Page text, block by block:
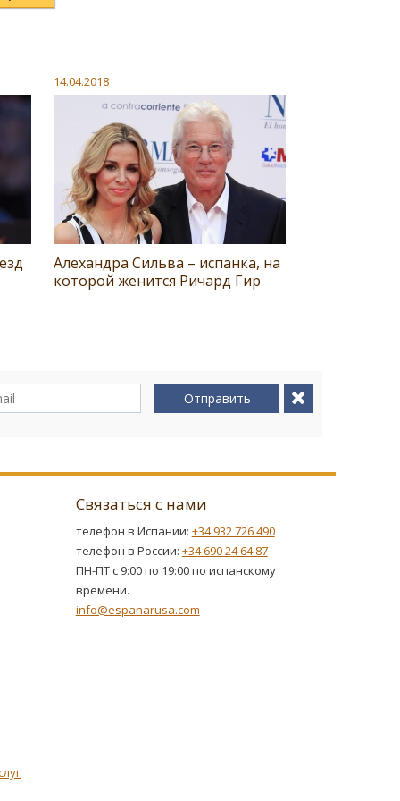
14.04.2018
Алехандра Сильва – испанка, на
которой женится Ричард Гир
Отправить
Связаться с нами
телефон в Испании: +34 932 726 490
телефон в России: +34 690 24 64 87
ПН-ПТ с 9:00 по 19:00 по испанскому
времени.
info@espanarusa.com